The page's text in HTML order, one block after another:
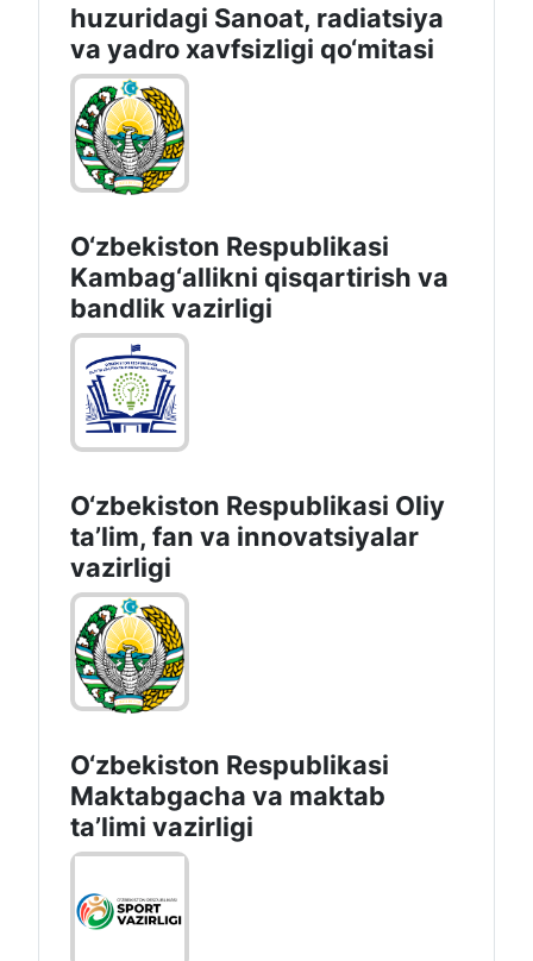
huzuridagi Sanoat, radiatsiya
va yadro xavfsizligi qo‘mitasi
O‘zbekiston Respublikasi
Kambag‘allikni qisqartirish va
bandlik vazirligi
O‘zbekiston Respublikasi Oliy
taʼlim, fan va innovatsiyalar
vazirligi
O‘zbekiston Respublikasi
Maktabgacha va maktab
taʼlimi vazirligi